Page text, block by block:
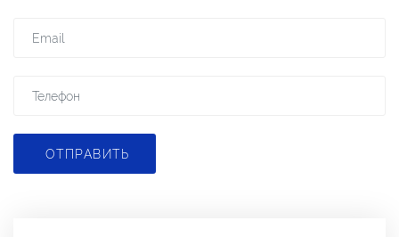
ОТПРАВИТЬ